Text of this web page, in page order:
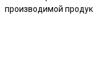
производимой